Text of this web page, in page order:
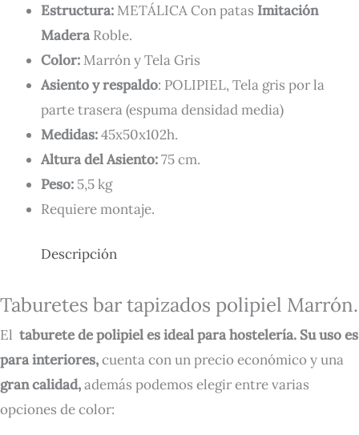
Estructura: METÁLICA Con patas Imitación
Madera Roble.
Color: Marrón y Tela Gris
Asiento y respaldo: POLIPIEL, Tela gris por la
parte trasera (espuma densidad media)
Medidas:45x50x102h.
Altura del Asiento:75 cm.
Peso: 5,5 kg
Requiere montaje.
Descripción
Taburetes bar tapizados polipiel Marrón.
El taburete de polipiel es ideal para hostelería. Su uso es
para interiores,cuenta con un precio económico y una
gran calidad,además podemos elegir entre varias
opciones de color: